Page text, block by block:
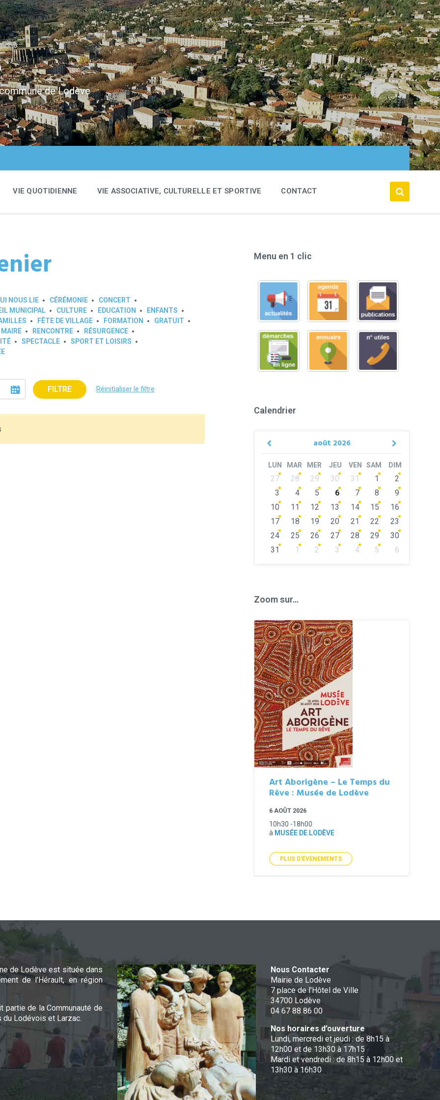
de Lodève
VIE QUOTIDIENNE VIE ASSOCIATIVE, CULTURELLE ET SPORTIVE CONTACT
NOUS LIE CÉRÉMONIE
CONCERT
MUNICIPAL CULTURE EDUCATION
ENFANTS
FÊTE DE VILLAGE FORMATION
GRATUIT
MAIRE RENCONTRE
RÉSURGENCE
SPECTACLE
SPORT ET LOISIRS
FILTRE Réinitialiser le filtre
Menu en 1 clic
Calendrier
août 2026
Previous
Next
LUN MAR MER JEU VEN SAM DIM
Skip
calendar
days
27 28 29 30 31 1
2
3
4 5 6 7 8
9
10
11 12 13 14 15
16
17
18 19 20 21 22
23
24
25 26 27 28 29
30
31
1 2 3 4 5
6
Zoom sur…
Art Aborigène – Le Temps du
Rêve : Musée de Lodève
6 AOÛT 2026
10h30 -18h00
à MUSÉE DE LODÈVE
PLUS D'ÉVÉNEMENTS
de Lodève est située dans
de l'Hérault, en région
partie de la Communauté de
du Lodévois et Larzac.
Nous Contacter
Mairie de Lodève
7 place de l'Hôtel de Ville
34700 Lodève
04 67 88 86 00
Nos horaires d’ouverture
Lundi, mercredi et jeudi : de 8h15 à
12h00 et de 13h30 à 17h15
Mardi et vendredi : de 8h15 à 12h00 et
13h30 à 16h30